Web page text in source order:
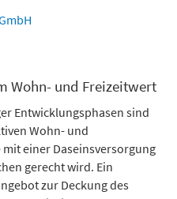
Wohn- und Freizeitwert
Entwicklungsphasen sind
Wohn- und
einer Daseinsversorgung
gerecht wird. Ein
zur Deckung des